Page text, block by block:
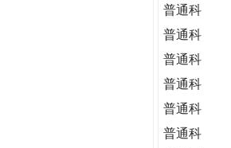
普通科
普通科
普通科
普通科
普通科
普通科